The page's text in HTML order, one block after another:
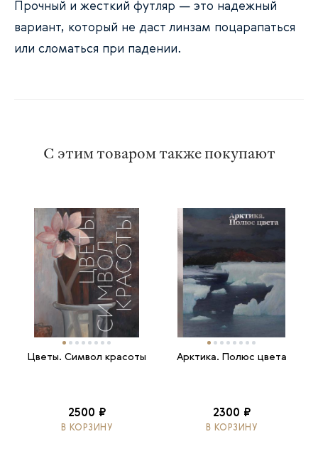
Прочный и жесткий футляр — это надежный
вариант, который не даст линзам поцарапаться
или сломаться при падении.
С этим товаром также покупают
Цветы. Символ красоты
2500 ₽
В КОРЗИНУ
Арктика. Полюс цвета
2300 ₽
В КОРЗИНУ